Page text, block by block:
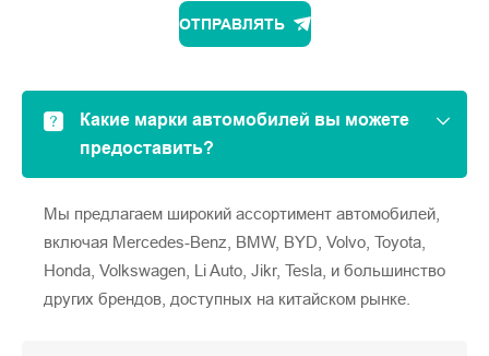
ОТПРАВЛЯТЬ
Какие марки автомобилей вы можете
предоставить?
Мы предлагаем широкий ассортимент автомобилей,
включая Mercedes-Benz, BMW, BYD, Volvo, Toyota,
Honda, Volkswagen, Li Auto, Jikr, Tesla, и большинство
других брендов, доступных на китайском рынке.